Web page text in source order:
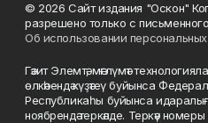
© 2026 Сайт издания "Оскон"
разрешено только с
Об использовании
Гәзит Элемтә, мәғлүмәт
өлкәһендә күҙәтеү буйынса
Республикаһы буйынса
ноябрендә теркәлде. Теркәү